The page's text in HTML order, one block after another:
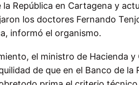
la República en Cartagena y
los doctores Fernando
informó el organismo.
el ministro de Hacienda
de que en el Banco de